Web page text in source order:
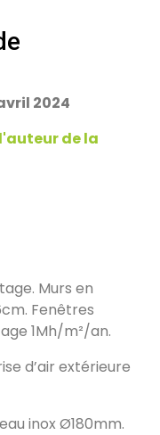
67590
2024
de la
Murs en
Fenêtres
1Mh/m²/an.
d’air extérieure
inox Ø180mm.